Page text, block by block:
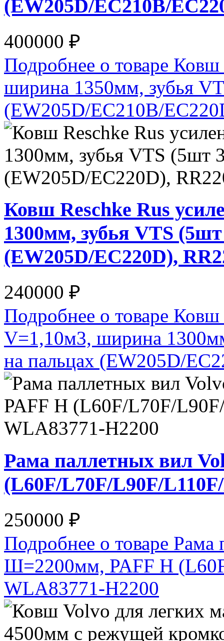
(EW205D/EC210B/
400000 ₽
Подробнее о товаре
ширина 1350мм, зубья
(EW205D/EC210B/
Ковш Reschke Rus
1300мм, зубья VTS
(EW205D/EC220D),
240000 ₽
Подробнее о товаре
V=1,10м3, ширина
на пальцах (EW205D/
Рама паллетных вил
(L60F/L70F/L90F/
250000 ₽
Подробнее о товаре
Ш=2200мм, PAFF H
WLA83771-H2200